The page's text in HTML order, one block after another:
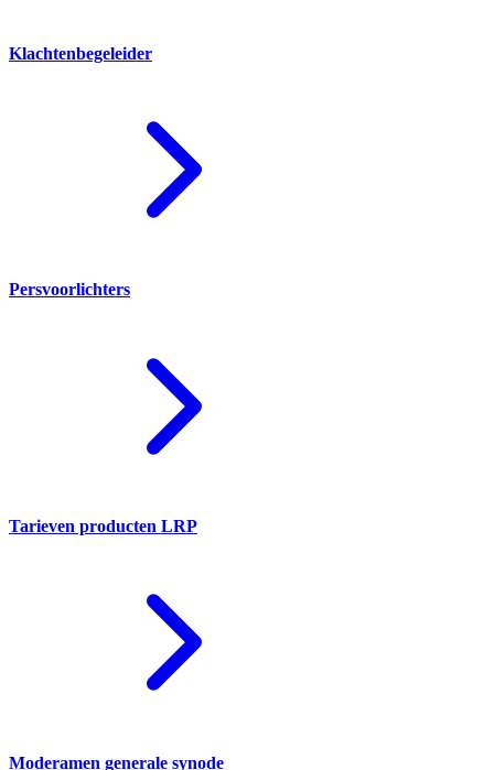
Klachtenbegeleider
Persvoorlichters
Tarieven producten LRP
Moderamen generale synode